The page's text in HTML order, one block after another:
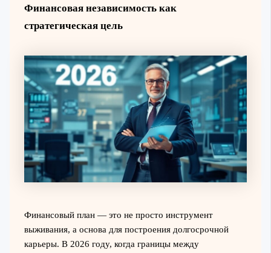
Финансовая независимость как
стратегическая цель
Финансовый план — это не просто инструмент
выживания, а основа для построения долгосрочной
карьеры. В 2026 году, когда границы между